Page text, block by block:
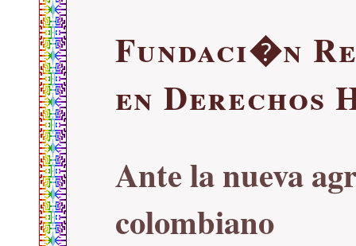
Fundaci�n
en Derechos
Ante la nueva
colombiano